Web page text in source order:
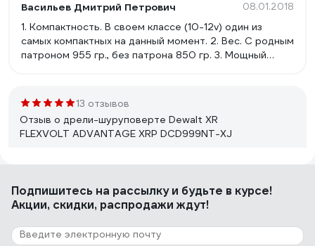
Васильев Дмитрий Петрович 08.01.2018
1. Компактность. В своем классе (10-12v) один из
самых компактных на данный момент. 2. Вес. С родным
патроном 955 гр., без патрона 850 гр. 3. Мощный
шпинделя. В работе уже 1,5 года, никаких нареканий
даже с тяжелым металлическим патроном. 5.
Эргономика. Эргономика на высоте, но оцениваешь
ее не сразу, уже в работе. 6. Доступная цена. Для
наличие легко решает вопрос класть или ставить
диапазон регулировки момента затяжки (20+1), хватит
на все случаи жизни. Подойдет даже для самых мягких
работы без патрона. 10. Подсветка рабочей зоны и
13 отзывов
Отзыв о дрели-шуруповерте Dewalt XR
FLEXVOLT ADVANTAGE XRP DCD999NT-XJ
Мощность Эргономичность Универсальность
Металлические патрон и редуктор Бесщеточный
Прорезиненная хваткая рукоять Удобная подсветка
Подпишитесь на рассылкуи будьте в курсе!
Акции, скидки, распродажи ждут!